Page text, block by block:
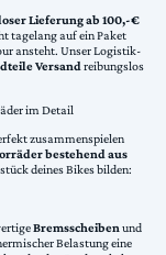
Lieferung ab 100,-€
tagelang auf ein Paket
ansteht. Unser Logistik-
Versand reibungslos
im Detail
zusammenspielen
bestehend aus
deines Bikes bilden:
Bremsscheiben und
Belastung eine